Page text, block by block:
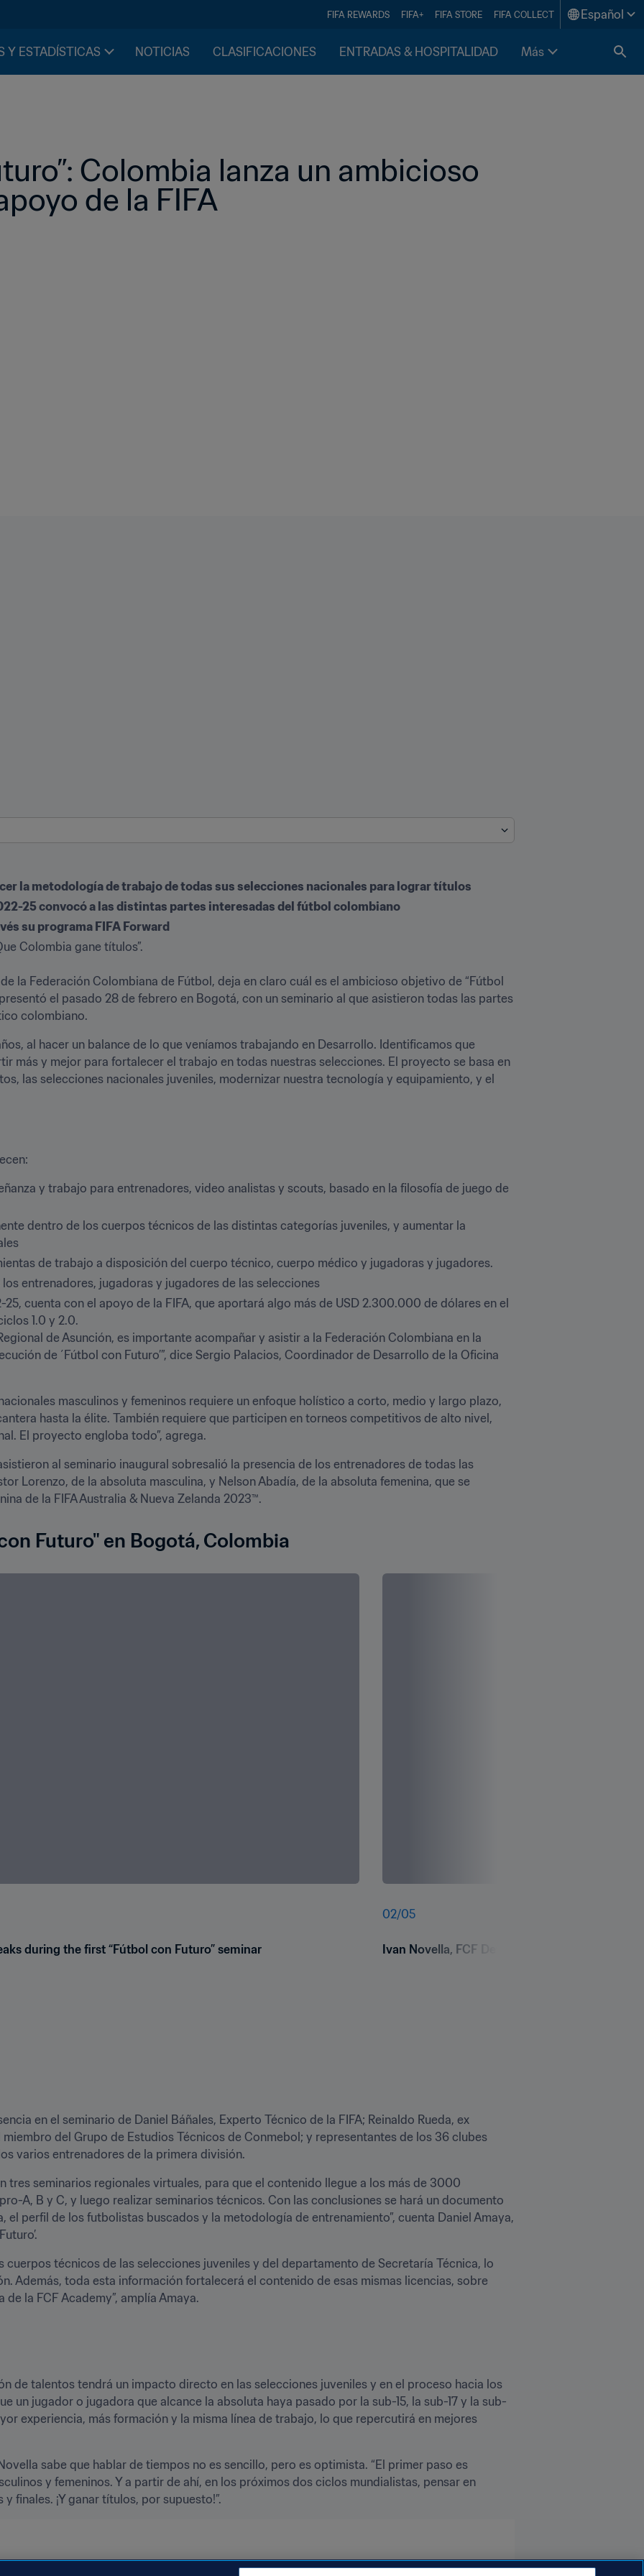
FIFA REWARDS FIFA+ FIFA STORE FIFA COLLECT Español
Y ESTADÍSTICAS NOTICIAS CLASIFICACIONES ENTRADAS & HOSPITALIDAD Más
Colombia lanza un ambicioso
de la FIFA
la metodología de trabajo de todas sus selecciones nacionales para lograr títulos
25 convocó a las distintas partes interesadas del fútbol colombiano
su programa FIFA Forward
Colombia gane títulos”.
la Federación Colombiana de Fútbol, deja en claro cuál es el ambicioso objetivo de “Fútbol
el pasado 28 de febrero en Bogotá, con un seminario al que asistieron todas las partes
colombiano.
al hacer un balance de lo que veníamos trabajando en Desarrollo. Identificamos que
más y mejor para fortalecer el trabajo en todas nuestras selecciones. El proyecto se basa en
las selecciones nacionales juveniles, modernizar nuestra tecnología y equipamiento, y el
y trabajo para entrenadores, video analistas y scouts, basado en la filosofía de juego de
dentro de los cuerpos técnicos de las distintas categorías juveniles, y aumentar la
de trabajo a disposición del cuerpo técnico, cuerpo médico y jugadoras y jugadores.
entrenadores, jugadoras y jugadores de las selecciones
cuenta con el apoyo de la FIFA, que aportará algo más de USD 2.300.000 de dólares en el
1.0 y 2.0.
de Asunción, es importante acompañar y asistir a la Federación Colombiana en la
de ´Fútbol con Futuro’”, dice Sergio Palacios, Coordinador de Desarrollo de la Oficina
masculinos y femeninos requiere un enfoque holístico a corto, medio y largo plazo,
hasta la élite. También requiere que participen en torneos competitivos de alto nivel,
El proyecto engloba todo”, agrega.
al seminario inaugural sobresalió la presencia de los entrenadores de todas las
Lorenzo, de la absoluta masculina, y Nelson Abadía, de la absoluta femenina, que se
de la FIFA Australia & Nueva Zelanda 2023™.
Futuro" en Bogotá, Colombia
during the first “Fútbol con Futuro” seminar
02/05
Ivan Novella, FCF Development director,
en el seminario de Daniel Báñales, Experto Técnico de la FIFA; Reinaldo Rueda, ex
del Grupo de Estudios Técnicos de Conmebol; y representantes de los 36 clubes
varios entrenadores de la primera división.
tres seminarios regionales virtuales, para que el contenido llegue a los más de 3000
A, B y C, y luego realizar seminarios técnicos. Con las conclusiones se hará un documento
el perfil de los futbolistas buscados y la metodología de entrenamiento”, cuenta Daniel Amaya,
cuerpos técnicos de las selecciones juveniles y del departamento de Secretaría Técnica, lo
Además, toda esta información fortalecerá el contenido de esas mismas licencias, sobre
la FCF Academy”, amplía Amaya.
de talentos tendrá un impacto directo en las selecciones juveniles y en el proceso hacia los
un jugador o jugadora que alcance la absoluta haya pasado por la sub-15, la sub-17 y la sub-
experiencia, más formación y la misma línea de trabajo, lo que repercutirá en mejores
sabe que hablar de tiempos no es sencillo, pero es optimista. “El primer paso es
y femeninos. Y a partir de ahí, en los próximos dos ciclos mundialistas, pensar en
finales. ¡Y ganar títulos, por supuesto!”.